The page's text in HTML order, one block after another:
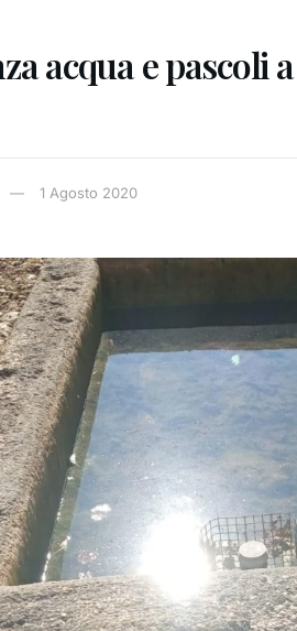
acqua e pascoli
1 Agosto 2020